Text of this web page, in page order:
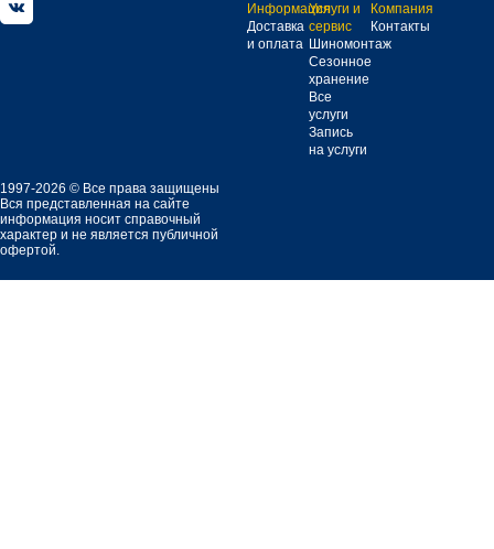
Информация
Доставка
и оплата
Услуги и
сервис
Шиномонтаж
Сезонное
хранение
Все
услуги
Запись
на услуги
Компания
Контакты
1997-2026 © Все права защищены
Вся представленная на сайте
информация носит справочный
характер и не является публичной
офертой.